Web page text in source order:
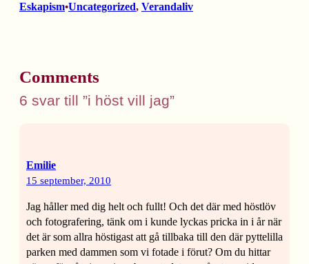
Eskapism•Uncategorized, Verandaliv
Comments
6 svar till ”i höst vill jag”
Emilie
15 september, 2010
Jag håller med dig helt och fullt! Och det där med höstlöv
och fotografering, tänk om i kunde lyckas pricka in i år när
det är som allra höstigast att gå tillbaka till den där pyttelilla
parken med dammen som vi fotade i förut? Om du hittar